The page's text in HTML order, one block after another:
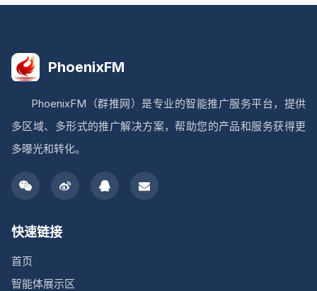
PhoenixFM
PhoenixFM（群推网）是专业的智能推广服务平台，提供
多区域、多形式的推广解决方案，帮助您的产品和服务获得更
多曝光和转化。
快速链接
首页
智能体展示区